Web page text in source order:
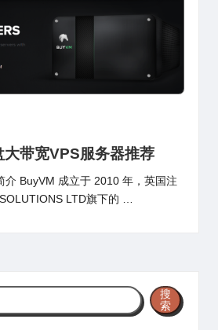
带宽VPS服务器推荐
BuyVM 成立于 2010 年，英国注
LTD旗下的 …
搜
索